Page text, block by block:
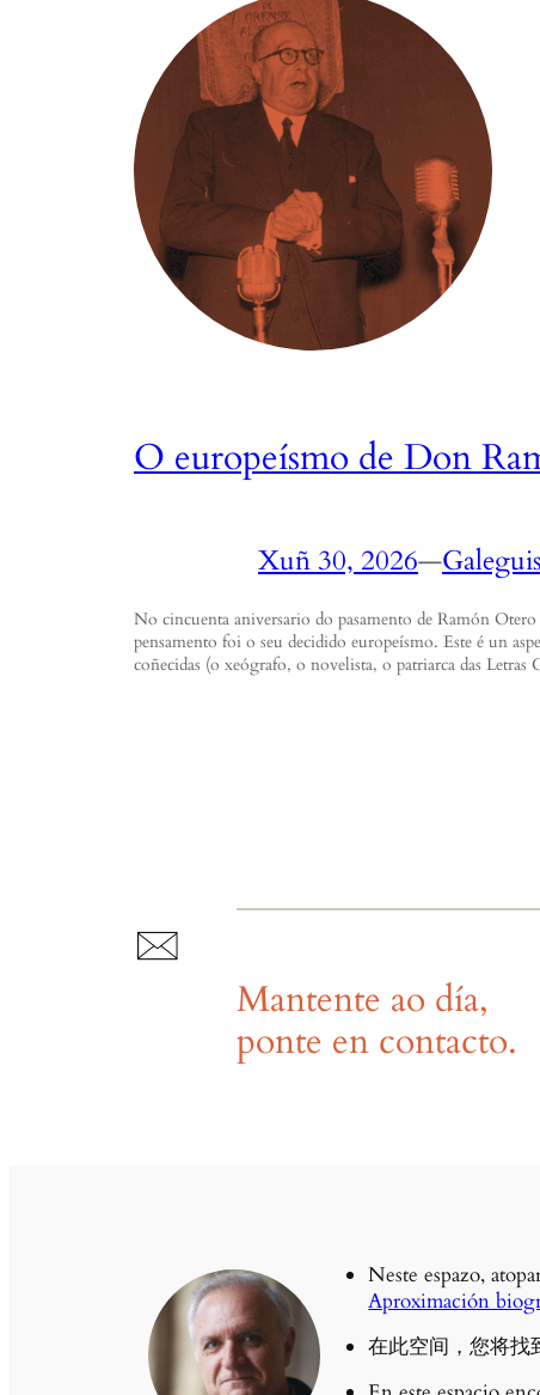
O europeísmo de Don
Xuñ 30, 2026—
No cincuenta aniversario do pasamento de Ramón
pensamento foi o seu decidido europeísmo. Este é un
coñecidas (o xeógrafo, o novelista, o patriarca das Letras
Mantente ao día,
ponte en contacto.
Neste espazo,
Aproximación
在此空间，您将找